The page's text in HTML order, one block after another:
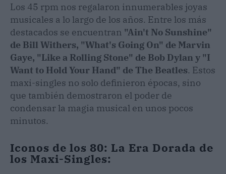
Los 45 rpm nos regalaron innumerables joyas
musicales a lo largo de los años. Entre los más
destacados se encuentran "Ain't No Sunshine"
de Bill Withers, "What's Going On" de Marvin
Gaye, "Like a Rolling Stone" de Bob Dylan y "I
Want to Hold Your Hand" de The Beatles. Estos
maxi-singles no solo definieron épocas, sino
que también demostraron el poder de
condensar la magia musical en unos pocos
minutos.
Iconos de los 80: La Era Dorada de
los Maxi-Singles: